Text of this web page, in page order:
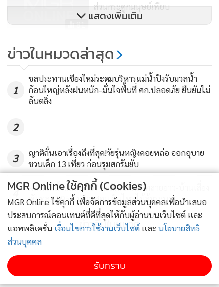
81
ส่วนกระดูกมนุษย์เพียบ
665
เจ้าของตั้งบนหิ้งพระอ้างทำให้ฐานะ
ดีขึ้น
แสดงเพิ่มเติม
ข่าวในหมวดล่าสุด
1
ชลประทานเชียงใหม่ระดมบริหารแม่น้ำปิงรับมวลน้ำ
ก้อนใหญ่หลังฝนหนัก-มั่นใจพื้นที่ ศก.ปลอดภัย ยืนยันไม่
ล้นตลิ่ง
2
3
ญาติลั่นเอาเรื่องถึงที่สุด!วัยรุ่นหญิงดอยหล่อ ออกอุบาย
ชวนเด็ก 13 เที่ยว ก่อนรุมสกรัมยับ
4
ฝนหนักน้ำแม่สะเรียง ทะลัก!ซัดตลิ่งทลายยาว-บ้านเสี่ยง
พัง ทล.1095 แม่ฮ่องสอน ดินไหลไม้ล้มระนาว
ข่าวอื่นในหมวด
MGR Online ใช้คุกกี้ (Cookies)
MGR Online ใช้คุกกี้ เพื่อจัดการข้อมูลส่วนบุคคลเพื่อนำเสนอ
ประสบการณ์คอนเทนต์ที่ดีที่สุดให้กับผู้อ่านบนเว็บไซต์ และ
แอพพลิเคชั่น เงื่อนไขการใช้งานเว็บไซต์ และ นโยบายสิทธิ
ส่วนบุคคล
รับทราบ